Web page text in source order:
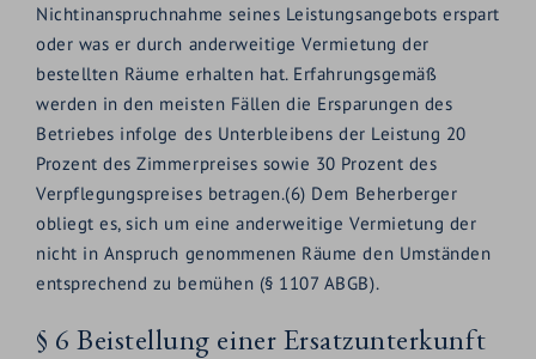
Nichtinanspruchnahme seines Leistungsangebots erspart
oder was er durch anderweitige Vermietung der
bestellten Räume erhalten hat. Erfahrungsgemäß
werden in den meisten Fällen die Ersparungen des
Betriebes infolge des Unterbleibens der Leistung 20
Prozent des Zimmerpreises sowie 30 Prozent des
Verpflegungspreises betragen.(6) Dem Beherberger
obliegt es, sich um eine anderweitige Vermietung der
nicht in Anspruch genommenen Räume den Umständen
entsprechend zu bemühen (§ 1107 ABGB).
§ 6 Beistellung einer Ersatzunterkunft